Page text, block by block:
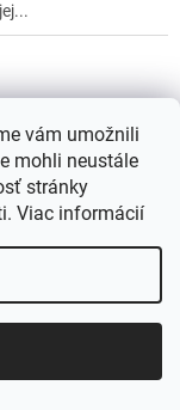
vám umožnili
mohli neustále
stránky
Viac informácií